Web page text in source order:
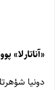
«آناتارلا»